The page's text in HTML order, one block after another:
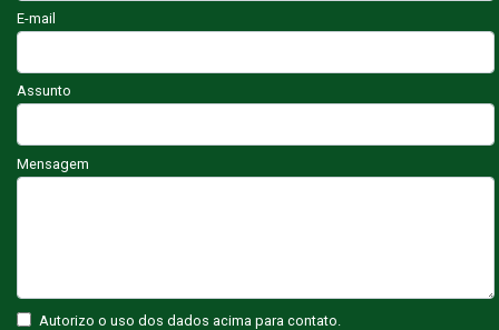
E-mail
Assunto
Mensagem
Autorizo o uso dos dados acima para contato.